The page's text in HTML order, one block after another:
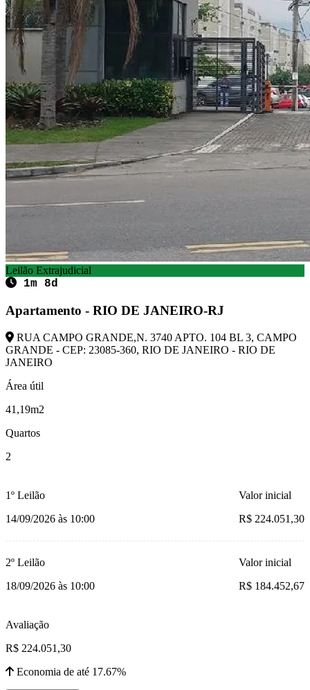
Leilão Extrajudicial
1m 8d
Apartamento - RIO DE JANEIRO-RJ
RUA CAMPO GRANDE,N. 3740 APTO. 104 BL 3, CAMPO
GRANDE - CEP: 23085-360, RIO DE JANEIRO - RIO DE
JANEIRO
Área útil
41,19m2
Quartos
2
1º Leilão
14/09/2026 às 10:00
Valor inicial
R$ 224.051,30
2º Leilão
18/09/2026 às 10:00
Valor inicial
R$ 184.452,67
Avaliação
R$ 224.051,30
Economia de até 17.67%